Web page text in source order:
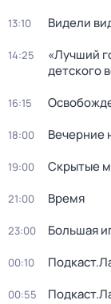
13:10 Видели
14:25
«Лучший
детского
16:15
18:00 Вечерние
19:00 Скрытые
21:00 Время
23:00 Большая
00:10
00:55